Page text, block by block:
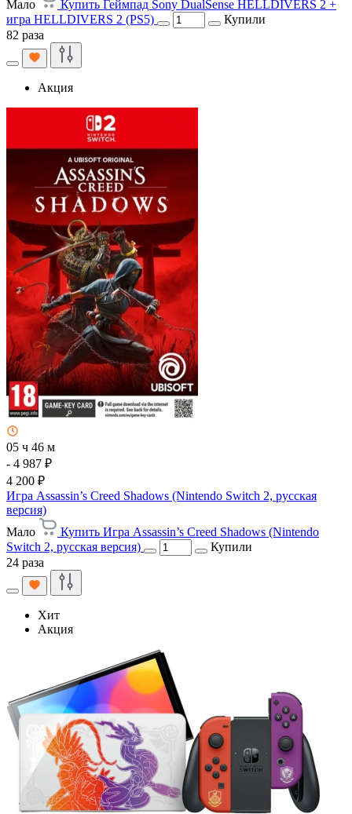
Мало
Купить Геймпад Sony DualSense HELLDIVERS 2 +
игра HELLDIVERS 2 (PS5)
Купили
82 раза
Акция
05 ч 46 м
- 4 987 ₽
4 200 ₽
Игра Assassin’s Creed Shadows (Nintendo Switch 2, русская
версия)
Мало
Купить Игра Assassin’s Creed Shadows (Nintendo
Switch 2, русская версия)
Купили
24 раза
Хит
Акция